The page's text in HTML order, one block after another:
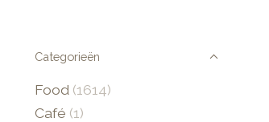
Categorieën
Food (1614)
Café (1)